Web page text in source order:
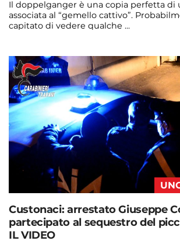
Il doppelganger è una copia perfetta di
associata al “gemello cattivo”.
capitato di vedere qualche ...
admin@admin.com 3 days fa
Custonaci: arrestato Giuseppe
partecipato al sequestro del
IL VIDEO